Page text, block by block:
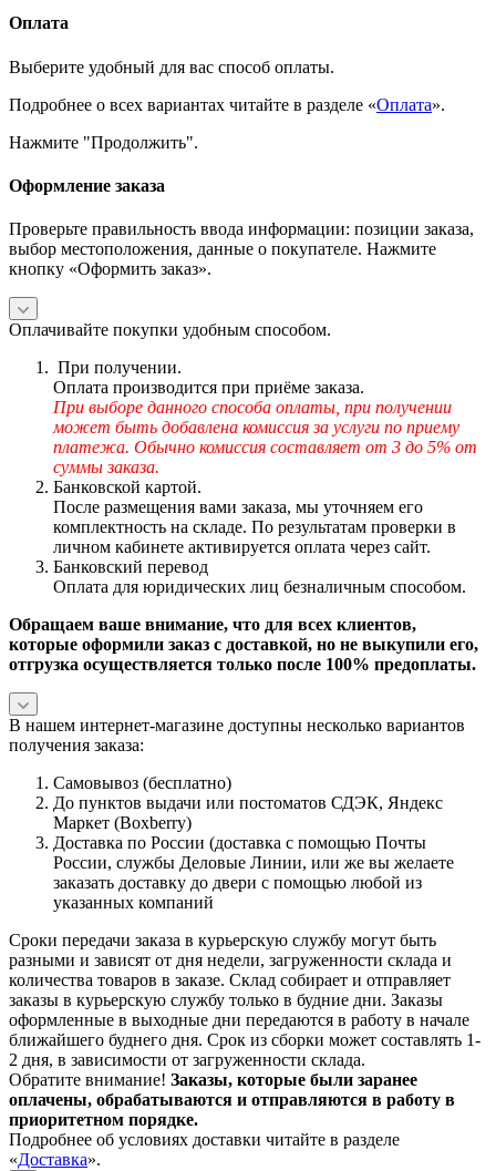
Оплата
Выберите удобный для вас способ оплаты.
Подробнее о всех вариантах читайте в разделе «Оплата».
Нажмите "Продолжить".
Оформление заказа
Проверьте правильность ввода информации: позиции заказа,
выбор местоположения, данные о покупателе. Нажмите
кнопку «Оформить заказ».
Оплачивайте покупки удобным способом.
При получении.
Оплата производится при приёме заказа.
При выборе данного способа оплаты, при получении
может быть добавлена комиссия за услуги по приему
платежа. Обычно комиссия составляет от 3 до 5% от
суммы заказа.
Банковской картой.
После размещения вами заказа, мы уточняем его
комплектность на складе. По результатам проверки в
личном кабинете активируется оплата через сайт.
Банковский перевод
Оплата для юридических лиц безналичным способом.
Обращаем ваше внимание, что для всех клиентов,
которые оформили заказ с доставкой, но не выкупили его,
отгрузка осуществляется только после 100% предоплаты.
В нашем интернет-магазине доступны несколько вариантов
получения заказа:
Самовывоз (бесплатно)
До пунктов выдачи или постоматов СДЭК, Яндекс
Маркет (Boxberry)
Доставка по России (доставка с помощью Почты
России, службы Деловые Линии, или же вы желаете
заказать доставку до двери с помощью любой из
указанных компаний
Сроки передачи заказа в курьерскую службу могут быть
разными и зависят от дня недели, загруженности склада и
количества товаров в заказе. Склад собирает и отправляет
заказы в курьерскую службу только в будние дни. Заказы
оформленные в выходные дни передаются в работу в начале
ближайшего буднего дня. Срок из сборки может составлять 1-
2 дня, в зависимости от загруженности склада.
Обратите внимание! Заказы, которые были заранее
оплачены, обрабатываются и отправляются в работу в
приоритетном порядке.
Подробнее об условиях доставки читайте в разделе
«Доставка».